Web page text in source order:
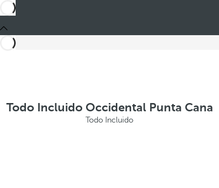
Todo Incluido Occidental Punta Cana
Todo Incluido